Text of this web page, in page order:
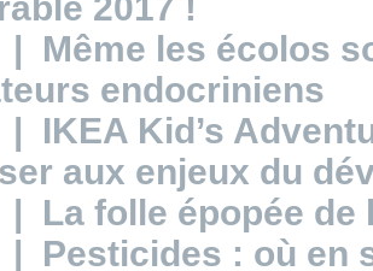
| Même les écolos
endocriniens
| IKEA Kid’s
aux enjeux du
| La folle épopée de
| Pesticides : où en